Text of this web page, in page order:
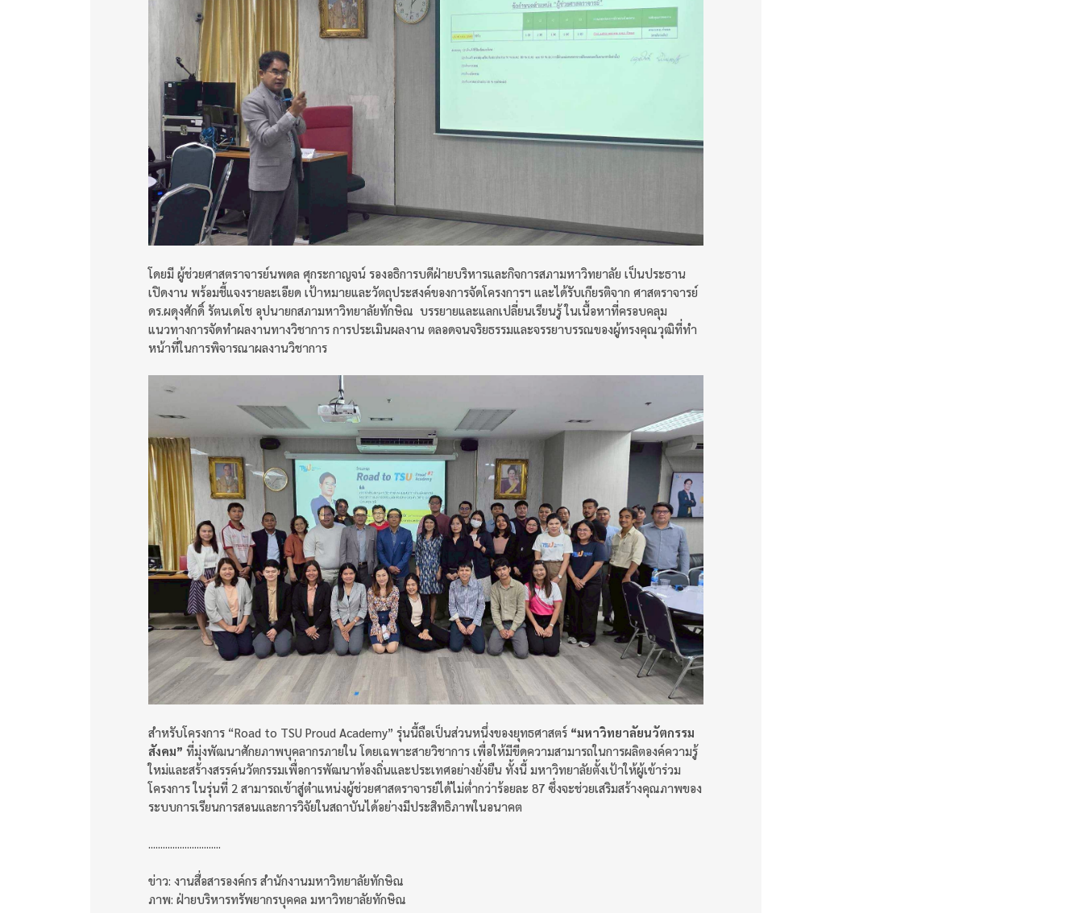
โดยมี ผู้ช่วยศาสตราจารย์นพดล ศุกระกาญจน์ รองอธิการบดีฝ่ายบริหารและกิจการสภามหาวิทยาลัย เป็นประธาน
เปิดงาน พร้อมชี้แจงรายละเอียด เป้าหมายและวัตถุประสงค์ของการจัดโครงการฯ และได้รับเกียรติจาก ศาสตราจารย์
ดร.ผดุงศักดิ์ รัตนเดโช อุปนายกสภามหาวิทยาลัยทักษิณ บรรยายและแลกเปลี่ยนเรียนรู้ ในเนื้อหาที่ครอบคลุม
แนวทางการจัดทำผลงานทางวิชาการ การประเมินผลงาน ตลอดจนจริยธรรมและจรรยาบรรณของผู้ทรงคุณวุฒิที่ทำ
หน้าที่ในการพิจารณาผลงานวิชาการ
สำหรับโครงการ “Road to TSU Proud Academy” รุ่นนี้ถือเป็นส่วนหนึ่งของยุทธศาสตร์ “มหาวิทยาลัยนวัตกรรม
สังคม” ที่มุ่งพัฒนาศักยภาพบุคลากรภายใน โดยเฉพาะสายวิชาการ เพื่อให้มีขีดความสามารถในการผลิตองค์ความรู้
ใหม่และสร้างสรรค์นวัตกรรมเพื่อการพัฒนาท้องถิ่นและประเทศอย่างยั่งยืน ทั้งนี้ มหาวิทยาลัยตั้งเป้าให้ผู้เข้าร่วม
โครงการ ในรุ่นที่ 2 สามารถเข้าสู่ตำแหน่งผู้ช่วยศาสตราจารย์ได้ไม่ต่ำกว่าร้อยละ 87 ซึ่งจะช่วยเสริมสร้างคุณภาพของ
ระบบการเรียนการสอนและการวิจัยในสถาบันได้อย่างมีประสิทธิภาพในอนาคต
ข่าว: งานสื่อสารองค์กร สำนักงานมหาวิทยาลัยทักษิณ
ภาพ: ฝ่ายบริหารทรัพยากรบุคคล มหาวิทยาลัยทักษิณ